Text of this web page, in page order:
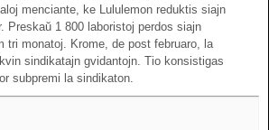
menciante, ke Lululemon reduktis siajn
Preskaŭ 1 800 laboristoj perdos siajn
tri monatoj. Krome, de post februaro, la
sindikatajn gvidantojn. Tio konsistigas
subpremi la sindikaton.